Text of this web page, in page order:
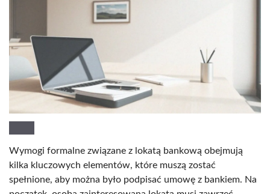
Wymogi formalne związane z lokatą bankową obejmują
kilka kluczowych elementów, które muszą zostać
spełnione, aby można było podpisać umowę z bankiem. Na